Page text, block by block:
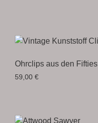
Ohrclips aus den Fifties
59,00 €